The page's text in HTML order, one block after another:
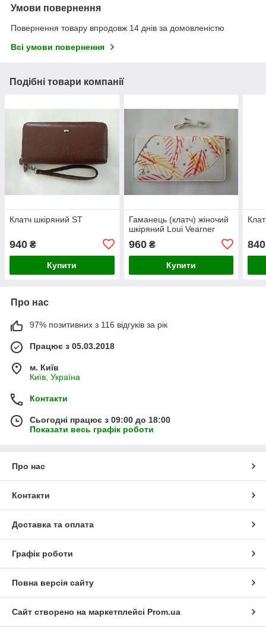
Умови повернення
Повернення товару впродовж 14 днів за домовленістю
Всі умови повернення
Подібні товари компанії
Клатч шкіряний ST
940 ₴
Купити
Гаманець (клатч) жіночий
шкіряний Loui Vearner
960₴
Купити
840
Про нас
97% позитивних з 116 відгуків за рік
Працює з 05.03.2018
м. Київ
Київ, Україна
Контакти
Сьогодні працює з 09:00 до 18:00
Показати весь графік роботи
Про нас
Контакти
Доставка та оплата
Графік роботи
Повна версія сайту
Сайт створено на маркетплейсі Prom.ua